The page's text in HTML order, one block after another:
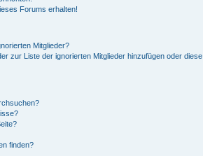
Forums erhalten!
Mitglieder?
zur Liste der ignorierten Mitglieder hinzufügen oder diese
finden?